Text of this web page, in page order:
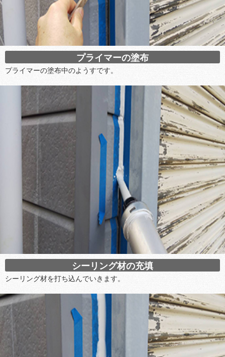
プライマーの塗布
プライマーの塗布中のようすです。
シーリング材の充填
シーリング材を打ち込んでいきます。